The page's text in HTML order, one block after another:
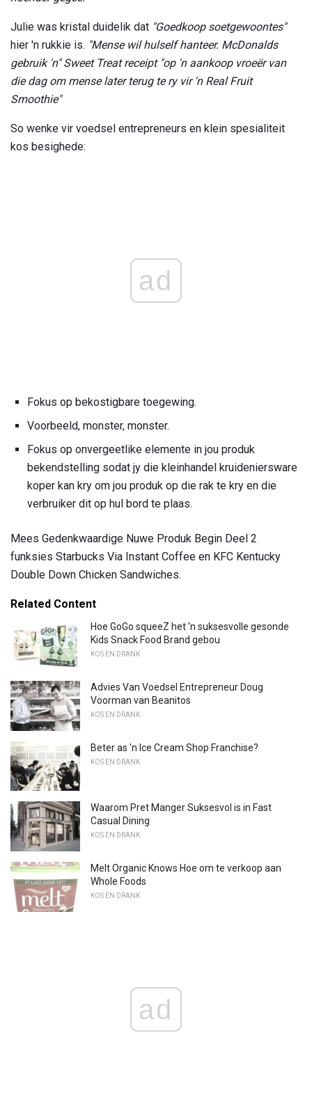
Julie was kristal duidelik dat "Goedkoop soetgewoontes"
hier 'n rukkie is. "Mense wil hulself hanteer. McDonalds
gebruik 'n" Sweet Treat receipt "op 'n aankoop vroeër van
die dag om mense later terug te ry vir 'n Real Fruit
Smoothie"
So wenke vir voedsel entrepreneurs en klein spesialiteit
kos besighede:
ad
Fokus op bekostigbare toegewing.
Voorbeeld, monster, monster.
Fokus op onvergeetlike elemente in jou produk
bekendstelling sodat jy die kleinhandel kruideniersware
koper kan kry om jou produk op die rak te kry en die
verbruiker dit op hul bord te plaas.
Mees Gedenkwaardige Nuwe Produk Begin Deel 2
funksies Starbucks Via Instant Coffee en KFC Kentucky
Double Down Chicken Sandwiches.
Related Content
Hoe GoGo squeeZ het 'n suksesvolle gesonde
Kids Snack Food Brand gebou
KOS EN DRANK
Advies Van Voedsel Entrepreneur Doug
Voorman van Beanitos
KOS EN DRANK
Beter as 'n Ice Cream Shop Franchise?
KOS EN DRANK
Waarom Pret Manger Suksesvol is in Fast
Casual Dining
KOS EN DRANK
Melt Organic Knows Hoe om te verkoop aan
Whole Foods
KOS EN DRANK
ad